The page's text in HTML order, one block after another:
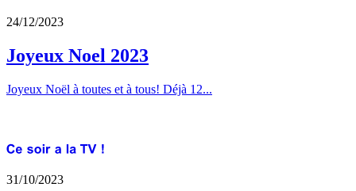
24/12/2023
Joyeux Noel 2023
Joyeux Noël à toutes et à tous! Déjà 12...
31/10/2023